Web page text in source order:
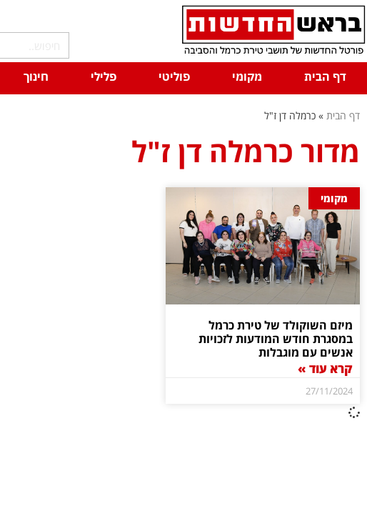
דף הבית
מקומי פוליטי פלילי חינוך
דף הבית » כרמלה דן ז"ל
מדור כרמלה דן ז"ל
מקומי
מיזם השוקולד של טירת כרמל
במסגרת חודש המודעות לזכויות
אנשים עם מוגבלות
קרא עוד »
27/11/2024